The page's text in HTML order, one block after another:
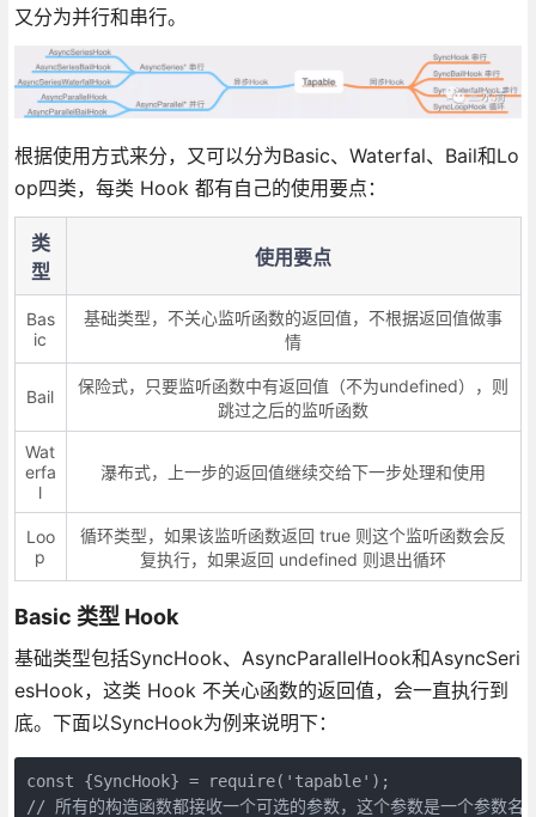
又分为并行和串行。
根据使用方式来分，又可以分为Basic、Waterfal、Bail和Lo
op四类，每类 Hook 都有自己的使用要点：
类
型
使用要点
Bas
ic
基础类型，不关心监听函数的返回值，不根据返回值做事
情
Bail
保险式，只要监听函数中有返回值（不为undefined），则
跳过之后的监听函数
Wat
erfa
l
瀑布式，上一步的返回值继续交给下一步处理和使用
Loo
p
循环类型，如果该监听函数返回 true 则这个监听函数会反
复执行，如果返回 undefined 则退出循环
Basic 类型 Hook
基础类型包括SyncHook、AsyncParallelHook和AsyncSeri
esHook，这类 Hook 不关心函数的返回值，会一直执行到
底。下面以SyncHook为例来说明下：
const {SyncHook} = require('tapable');
// 所有的构造函数都接收一个可选的参数，这个参数是一个参数名